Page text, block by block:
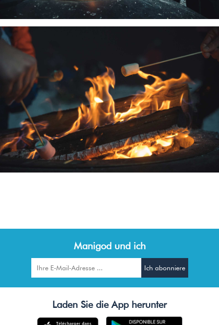
Manigod und ich
Laden Sie die App herunter